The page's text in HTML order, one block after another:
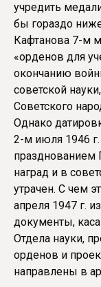
учредить
бы гораздо
Кафтанова 7-м
«орденов для
окончанию
советской
Советского
Однако
2-м июля 1946 г.
празднованием
наград и в
утрачен. С чем
апреля 1947 г.
документы,
Отдела науки,
орденов и
направлены в